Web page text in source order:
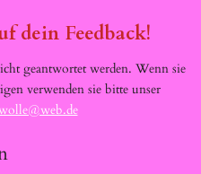
dein Feedback!
geantwortet werden. Wenn sie
verwenden sie bitte unser